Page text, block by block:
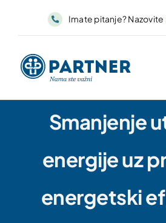
Imate pitanje? Nazovite
Smanjenje
energije uz
energetski